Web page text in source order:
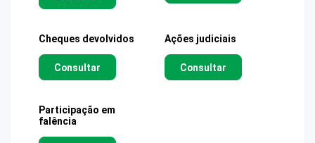
Cheques devolvidos
Consultar
Ações judiciais
Consultar
Participação em
falência